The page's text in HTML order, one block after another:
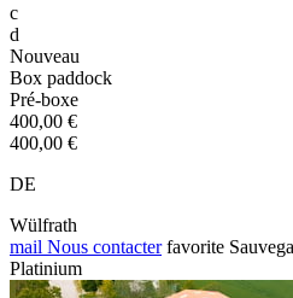
c
d
Nouveau
Box paddock
Pré-boxe
400,00 €
400,00 €
DE
Wülfrath
mail Nous contacter favorite
Platinium